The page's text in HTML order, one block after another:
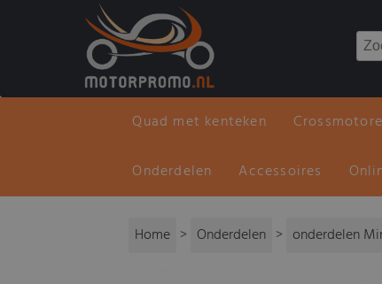
Quad met kenteken
Onderdelen Accessoires
Home > Onderdelen > onderdelen